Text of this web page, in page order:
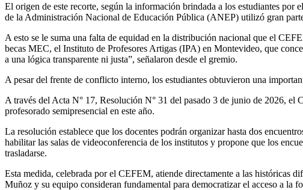
El origen de este recorte, según la información brindada a los estudiantes
de la Administración Nacional de Educación Pública (ANEP) utilizó gran
A esto se le suma una falta de equidad en la distribución nacional que el
becas MEC, el Instituto de Profesores Artigas (IPA) en Montevideo, que
a una lógica transparente ni justa”, señalaron desde el gremio.
A pesar del frente de conflicto interno, los estudiantes obtuvieron una
A través del Acta N° 17, Resolución N° 31 del pasado 3 de junio de 2026,
profesorado semipresencial en este año.
La resolución establece que los docentes podrán organizar hasta dos
habilitar las salas de videoconferencia de los institutos y propone que los
trasladarse.
Esta medida, celebrada por el CEFEM, atiende directamente a las históricas
Muñoz y su equipo consideran fundamental para democratizar el acceso a la